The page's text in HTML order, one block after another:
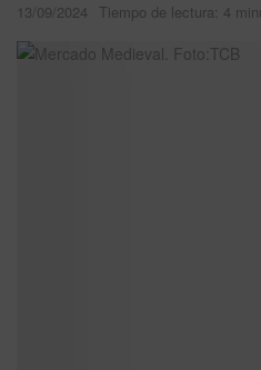
13/09/2024 Tiempo de lectura: 4